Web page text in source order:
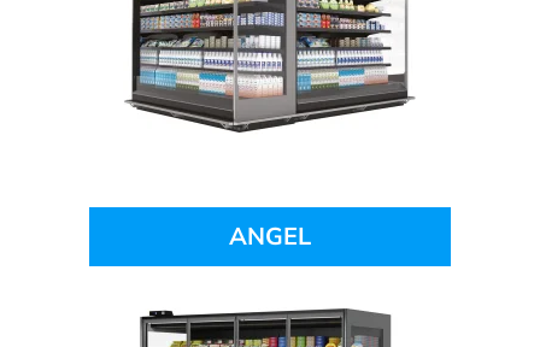
ANGEL